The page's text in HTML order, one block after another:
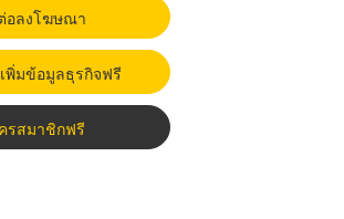
อลงโฆษณา
พิ่มข้อมูลธุรกิจฟรี
รสมาชิกฟรี